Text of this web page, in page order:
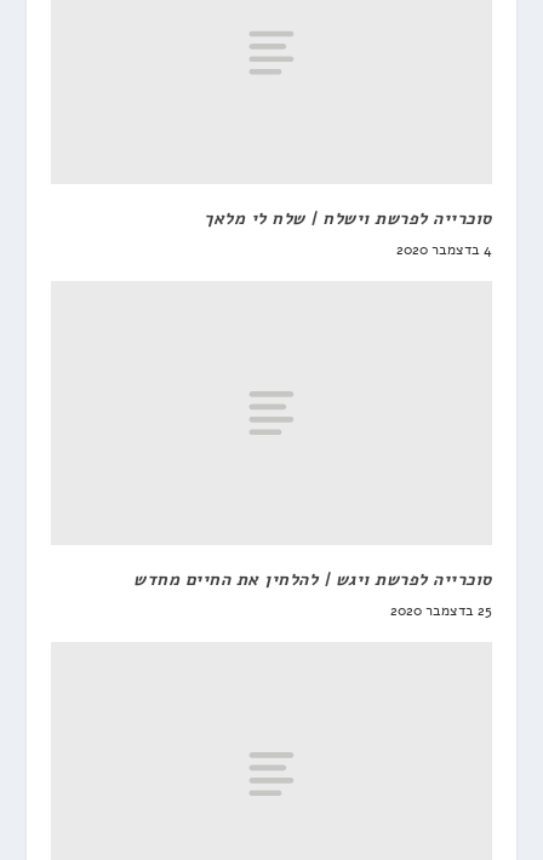
סוכרייה לפרשת וישלח | שלח לי מלאך
4 בדצמבר 2020
סוכרייה לפרשת ויגש | להלחין את החיים מחדש
25 בדצמבר 2020